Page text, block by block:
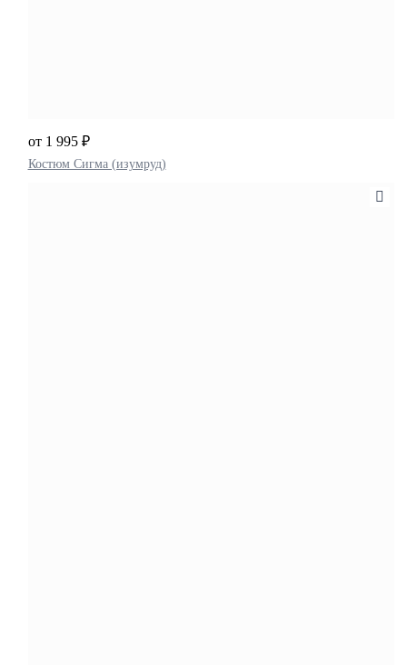
Костюм Сигма (изумруд)
от 1 995 ₽